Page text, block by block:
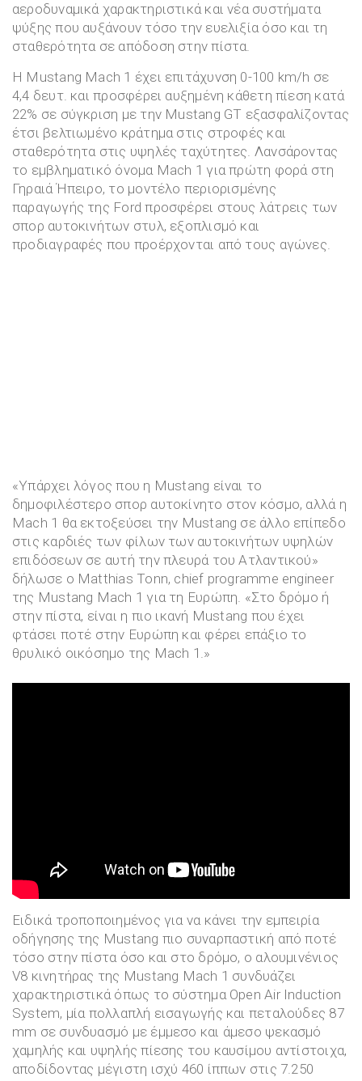
αεροδυναμικά χαρακτηριστικά και νέα συστήματα
ψύξης που αυξάνουν τόσο την ευελιξία όσο και τη
σταθερότητα σε απόδοση στην πίστα.
Η Mustang Mach 1 έχει επιτάχυνση 0-100 km/h σε
4,4 δευτ. και προσφέρει αυξημένη κάθετη πίεση κατά
22% σε σύγκριση με την Mustang GT εξασφαλίζοντας
έτσι βελτιωμένο κράτημα στις στροφές και
σταθερότητα στις υψηλές ταχύτητες. Λανσάροντας
το εμβληματικό όνομα Mach 1 για πρώτη φορά στη
Γηραιά Ήπειρο, το μοντέλο περιορισμένης
παραγωγής της Ford προσφέρει στους λάτρεις των
σπορ αυτοκινήτων στυλ, εξοπλισμό και
προδιαγραφές που προέρχονται από τους αγώνες.
«Υπάρχει λόγος που η Mustang είναι το
δημοφιλέστερο σπορ αυτοκίνητο στον κόσμο, αλλά η
Mach 1 θα εκτοξεύσει την Mustang σε άλλο επίπεδο
στις καρδιές των φίλων των αυτοκινήτων υψηλών
επιδόσεων σε αυτή την πλευρά του Ατλαντικού»
δήλωσε ο Matthias Tonn, chief programme engineer
της Mustang Mach 1 για τη Ευρώπη. «Στο δρόμο ή
στην πίστα, είναι η πιο ικανή Mustang που έχει
φτάσει ποτέ στην Ευρώπη και φέρει επάξιο το
θρυλικό οικόσημο της Mach 1.»
Ειδικά τροποποιημένος για να κάνει την εμπειρία
οδήγησης της Mustang πιο συναρπαστική από ποτέ
τόσο στην πίστα όσο και στο δρόμο, ο αλουμινένιος
V8 κινητήρας της Mustang Mach 1 συνδυάζει
χαρακτηριστικά όπως το σύστημα Open Air Induction
System, μία πολλαπλή εισαγωγής και πεταλούδες 87
mm σε συνδυασμό με έμμεσο και άμεσο ψεκασμό
χαμηλής και υψηλής πίεσης του καυσίμου αντίστοιχα,
αποδίδοντας μέγιστη ισχύ 460 ίππων στις 7.250